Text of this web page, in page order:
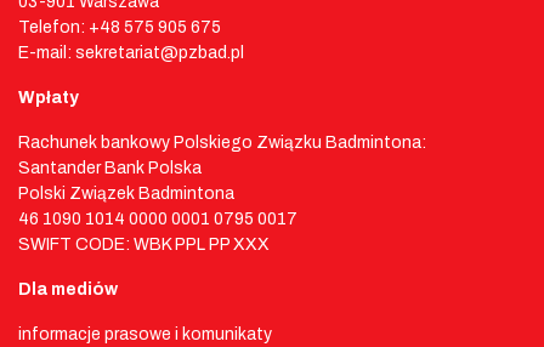
Telefon: +48 575 905 675
E-mail: sekretariat@pzbad.pl
Wpłaty
Rachunek bankowy Polskiego Związku Badmintona:
Santander Bank Polska
Polski Związek Badmintona
46 1090 1014 0000 0001 0795 0017
SWIFT CODE: WBK PPL PP XXX
Dla mediów
informacje prasowe i komunikaty